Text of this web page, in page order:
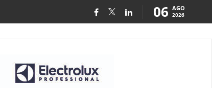
06 AGO
2026